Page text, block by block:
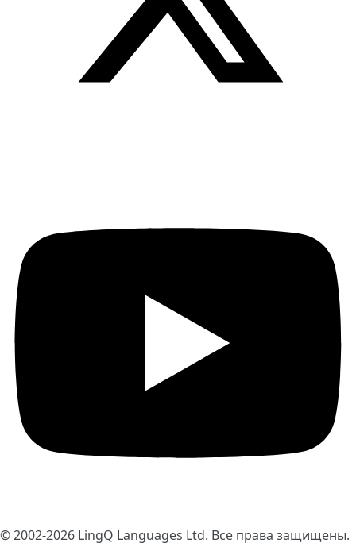
© 2002-2026 LingQ Languages Ltd. Все права защищены.